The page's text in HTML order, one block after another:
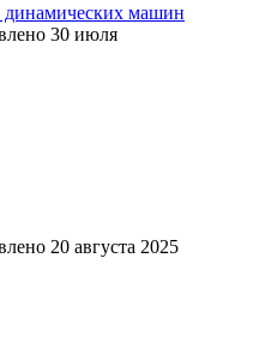
динамических машин
30 июля
20 августа 2025